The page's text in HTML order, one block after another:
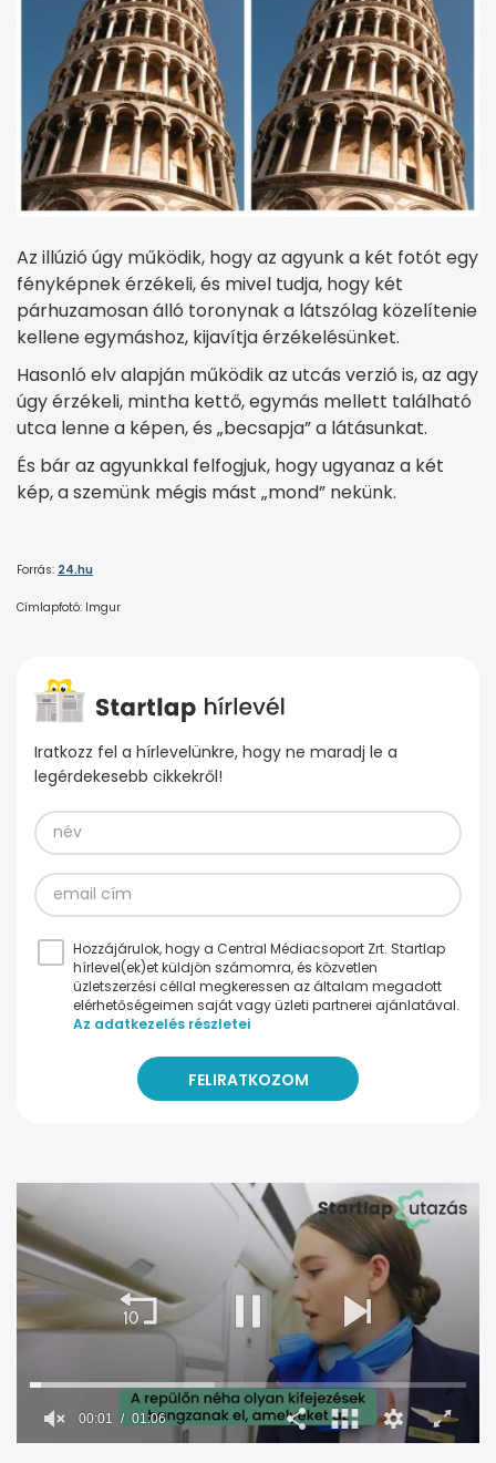
Az illúzió úgy működik, hogy az agyunk a két fotót egy
fényképnek érzékeli, és mivel tudja, hogy két
párhuzamosan álló toronynak a látszólag közelítenie
kellene egymáshoz, kijavítja érzékelésünket.
Hasonló elv alapján működik az utcás verzió is, az agy
úgy érzékeli, mintha kettő, egymás mellett található
utca lenne a képen, és „becsapja” a látásunkat.
És bár az agyunkkal felfogjuk, hogy ugyanaz a két
kép, a szemünk mégis mást „mond” nekünk.
Forrás: 24.hu
Címlapfotó: Imgur
Iratkozz fel a hírlevelünkre, hogy ne maradj le a
legérdekesebb cikkekről!
Hozzájárulok, hogy a Central Médiacsoport Zrt. Startlap
hírlevel(ek)et küldjön számomra, és közvetlen
üzletszerzési céllal megkeressen az általam megadott
elérhetőségeimen saját vagy üzleti partnerei ajánlatával.
Az adatkezelés részletei
00:02 01:06